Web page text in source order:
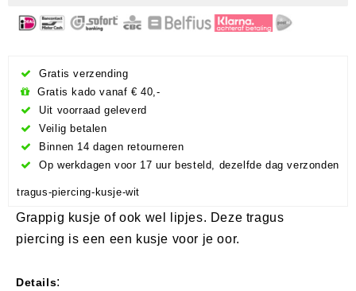
Gratis verzending
Gratis kado vanaf € 40,-
Uit voorraad geleverd
Veilig betalen
Binnen 14 dagen retourneren
Op werkdagen voor 17 uur besteld, dezelfde dag verzonden
tragus-piercing-kusje-wit
Grappig kusje of ook wel lipjes. Deze tragus
piercing is een een kusje voor je oor.
Details: